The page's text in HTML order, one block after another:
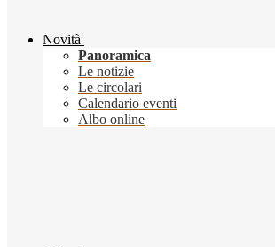
Novità
Panoramica
Le notizie
Le circolari
Calendario eventi
Albo online